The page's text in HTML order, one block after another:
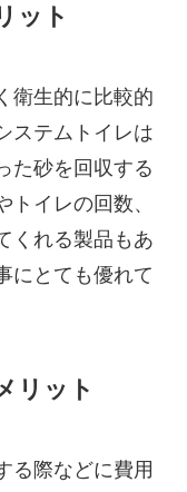
ット
衛生的に比較的
ステムトイレは
た砂を回収する
イレの回数、
くれる製品もあ
にとても優れて
リット
る際などに費用